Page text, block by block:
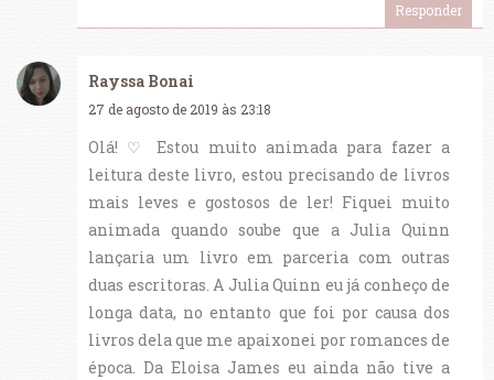
Responder
Rayssa Bonai
27 de agosto de 2019 às 23:18
Olá! ♡ Estou muito animada para fazer a
leitura deste livro, estou precisando de livros
mais leves e gostosos de ler! Fiquei muito
animada quando soube que a Julia Quinn
lançaria um livro em parceria com outras
duas escritoras. A Julia Quinn eu já conheço de
longa data, no entanto que foi por causa dos
livros dela que me apaixonei por romances de
época. Da Eloisa James eu ainda não tive a